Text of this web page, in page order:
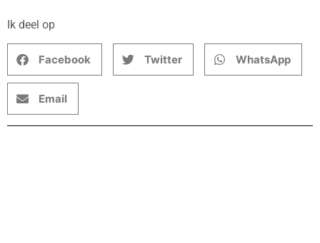
Ik deel op
Facebook Twitter WhatsApp
Email